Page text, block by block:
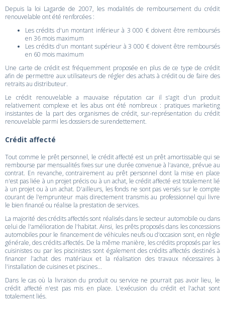
Depuis la loi Lagarde de 2007, les modalités de remboursement du crédit
renouvelable ont été renforcées :
Les crédits d'un montant inférieur à 3 000 € doivent être remboursés
en 36 mois maximum
Les crédits d'un montant supérieur à 3 000 € doivent être remboursés
en 60 mois maximum
Une carte de crédit est fréquemment proposée en plus de ce type de crédit
afin de permettre aux utilisateurs de régler des achats à crédit ou de faire des
retraits au distributeur.
Le crédit renouvelable a mauvaise réputation car il s'agit d'un produit
relativement complexe et les abus ont été nombreux : pratiques marketing
insistantes de la part des organismes de crédit, sur-représentation du crédit
renouvelable parmi les dossiers de surendettement.
Crédit affecté
Tout comme le prêt personnel, le crédit affecté est un prêt amortissable qui se
rembourse par mensualités fixes sur une durée convenue à l'avance, prévue au
contrat. En revanche, contrairement au prêt personnel dont la mise en place
n'est pas liée à un projet précis ou à un achat, le crédit affecté est totalement lié
à un projet ou à un achat. D'ailleurs, les fonds ne sont pas versés sur le compte
courant de l'emprunteur mais directement transmis au professionnel qui livre
le bien financé ou réalise la prestation de services.
La majorité des crédits affectés sont réalisés dans le secteur automobile ou dans
celui de l'amélioration de l'habitat. Ainsi, les prêts proposés dans les concessions
automobiles pour le financement de véhicules neufs ou d'occasion sont, en règle
générale, des crédits affectés. De la même manière, les crédits proposés par les
cuisinistes ou par les piscinistes sont également des crédits affectés destinés à
financer l'achat des matériaux et la réalisation des travaux nécessaires à
l'installation de cuisines et piscines...
Dans le cas où la livraison du produit ou service ne pourrait pas avoir lieu, le
crédit affecté n'est pas mis en place. L'exécusion du crédit et l'achat sont
totalement liés.